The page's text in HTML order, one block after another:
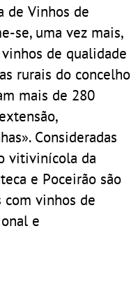
de Vinhos de
se, uma vez mais,
de qualidade
rurais do concelho
mais de 280
Consideradas
vitivinícola da
e Poceirão são
com vinhos de
e